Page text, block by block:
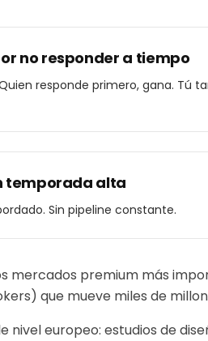
no responder a tiempo
responde primero, gana. Tú
temporada alta
Sin pipeline constante.
mercados premium más
que mueve miles de
nivel europeo: estudios de